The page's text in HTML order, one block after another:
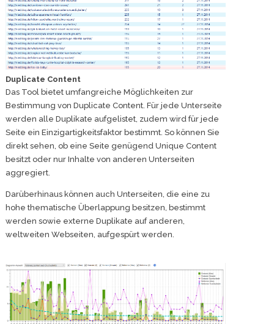
Duplicate Content
Das Tool bietet umfangreiche Möglichkeiten zur
Bestimmung von Duplicate Content. Für jede Unterseite
werden alle Duplikate aufgelistet, zudem wird für jede
Seite ein Einzigartigkeitsfaktor bestimmt. So können Sie
direkt sehen, ob eine Seite genügend Unique Content
besitzt oder nur Inhalte von anderen Unterseiten
aggregiert.
Darüberhinaus können auch Unterseiten, die eine zu
hohe thematische Überlappung besitzen, bestimmt
werden sowie externe Duplikate auf anderen,
weltweiten Webseiten, aufgespürt werden.